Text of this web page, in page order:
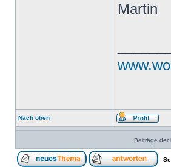
Martin
Nach oben
Beiträge der